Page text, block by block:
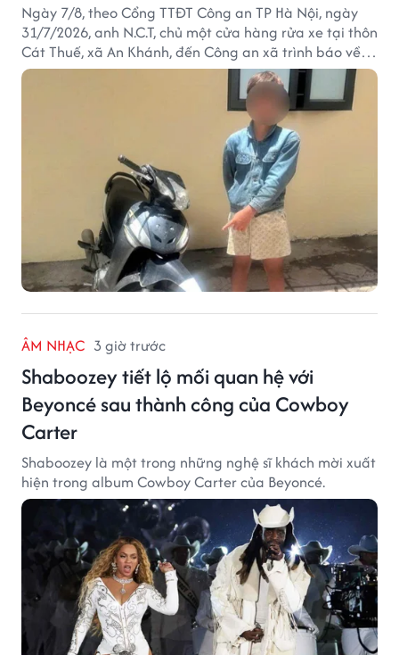
Ngày 7/8, theo Cổng TTĐT Công an TP Hà Nội, ngày
31/7/2026, anh N.C.T, chủ một cửa hàng rửa xe tại thôn
Cát Thuế, xã An Khánh, đến Công an xã trình báo về
việc bị mất trộm chiếc xe máy Honda Wave. Trong cốp
xe còn có nhiều giấy tờ cá nhân và khoảng 1,2 triệu
ÂM NHẠC 3 giờ trước
Shaboozey tiết lộ mối quan hệ với
Beyoncé sau thành công của Cowboy
Carter
Shaboozey là một trong những nghệ sĩ khách mời xuất
hiện trong album Cowboy Carter của Beyoncé.